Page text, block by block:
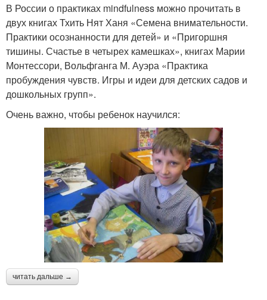
В России о практиках mindfulness можно прочитать в
двух книгах Тхить Нят Ханя «Семена внимательности.
Практики осознанности для детей» и «Пригоршня
тишины. Счастье в четырех камешках», книгах Марии
Монтессори, Вольфганга М. Ауэра «Практика
пробуждения чувств. Игры и идеи для детских садов и
дошкольных групп».
Очень важно, чтобы ребенок научился:
читать дальше →